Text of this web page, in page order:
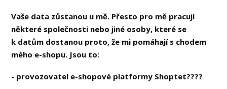
Vaše data zůstanou u mě. Přesto pro mě pracují
některé společnosti nebo jiné osoby, které se
k datům dostanou proto, že mi pomáhají s chodem
mého e-shopu. Jsou to:
- provozovatel e-shopové platformy Shoptet????